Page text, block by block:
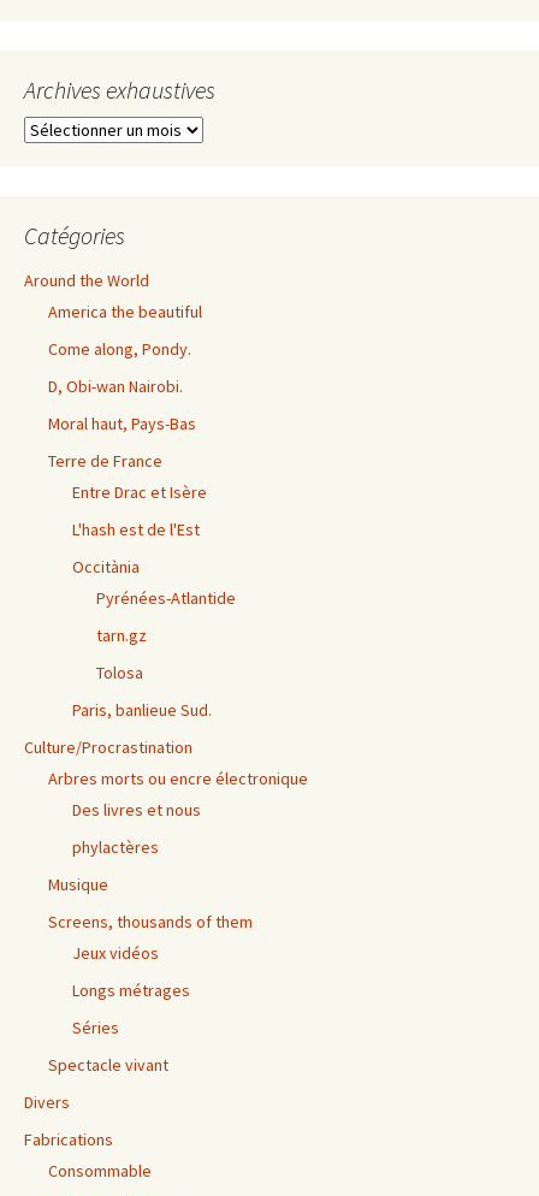
Archives exhaustives
Archives
Catégories
Around the World
America the beautiful
Come along, Pondy.
D, Obi-wan Nairobi.
Moral haut, Pays-Bas
Terre de France
Entre Drac et Isère
L'hash est de l'Est
Occitània
Pyrénées-Atlantide
tarn.gz
Tolosa
Paris, banlieue Sud.
Culture/Procrastination
Arbres morts ou encre électronique
Des livres et nous
phylactères
Musique
Screens, thousands of them
Jeux vidéos
Longs métrages
Séries
Spectacle vivant
Divers
Fabrications
Consommable